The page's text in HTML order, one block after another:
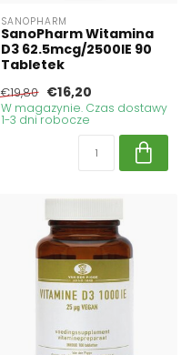
SANOPHARM
SanoPharm Witamina
D3 62.5mcg/2500IE 90
Tabletek
€19,80 €16,20
W magazynie. Czas dostawy
1-3 dni robocze